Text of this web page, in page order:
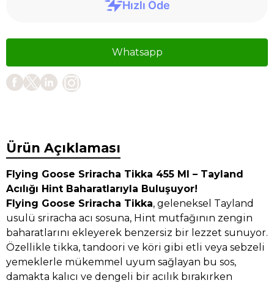
Whatsapp
Ürün Açıklaması
Flying Goose Sriracha Tikka 455 Ml – Tayland
Acılığı Hint Baharatlarıyla Buluşuyor!
Flying Goose Sriracha Tikka, geleneksel Tayland
usulü sriracha acı sosuna, Hint mutfağının zengin
baharatlarını ekleyerek benzersiz bir lezzet sunuyor.
Özellikle tikka, tandoori ve köri gibi etli veya sebzeli
yemeklerle mükemmel uyum sağlayan bu sos,
damakta kalıcı ve dengeli bir acılık bırakırken